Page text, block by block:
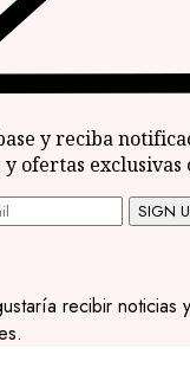
y reciba
ofertas exclusivas
SIGN
recibir noticias